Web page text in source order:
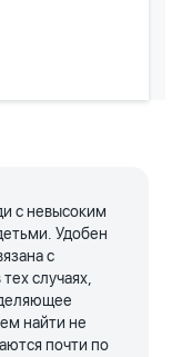
с невысоким
Удобен
с
случаях,
найти не
почти по